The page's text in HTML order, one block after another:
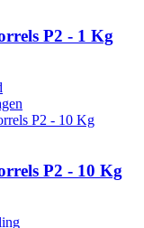
P2 - 1 Kg
P2 - 10 Kg